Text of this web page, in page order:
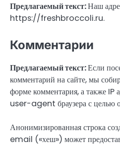
Предлагаемый текст:Наш
https://freshbroccoli.ru.
Комментарии
Предлагаемый текст:Если
комментарий на сайте, мы
форме комментария, а также IP
user-agent браузера с целью
Анонимизированная строка
email («хеш») может